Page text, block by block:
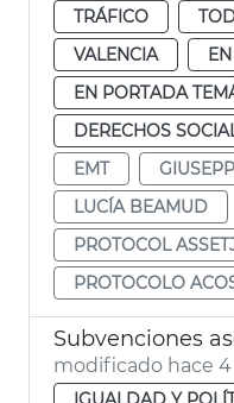
TRÁFICO
VALENCIA
EN PORTADA
DERECHOS
EMT
LUCÍA BEAMUD
PROTOCOL
PROTOCOLO
Subvenciones
modificado hace 4